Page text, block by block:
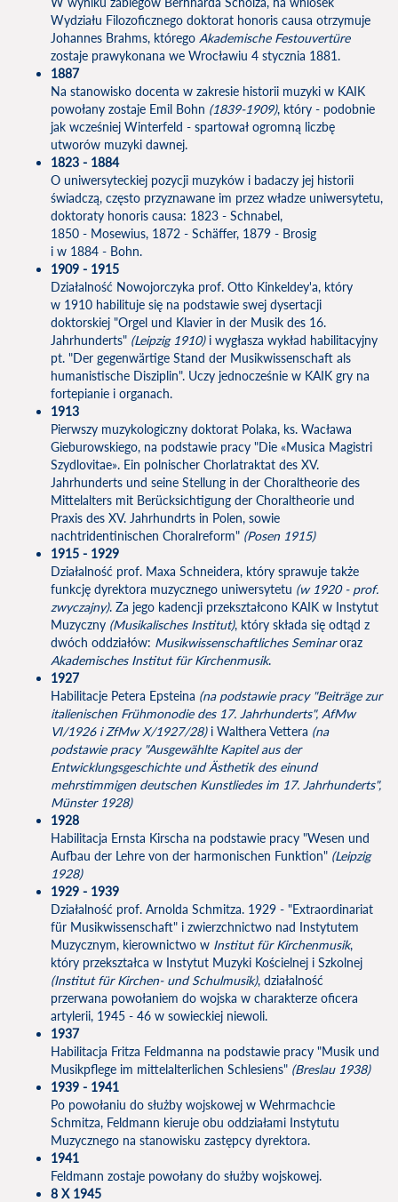
Wydziału Filozoficznego doktorat honoris causa otrzymuje
Johannes Brahms, którego Akademische Festouvertüre
zostaje prawykonana we Wrocławiu 4 stycznia 1881.
1887
Na stanowisko docenta w zakresie historii muzyki w KAIK
powołany zostaje Emil Bohn (1839-1909), który - podobnie
jak wcześniej Winterfeld - spartował ogromną liczbę
utworów muzyki dawnej.
1823 - 1884
O uniwersyteckiej pozycji muzyków i badaczy jej historii
świadczą, często przyznawane im przez władze uniwersytetu,
doktoraty honoris causa: 1823 - Schnabel,
1850 - Mosewius, 1872 - Schäffer, 1879 - Brosig
i w 1884 - Bohn.
1909 - 1915
Działalność Nowojorczyka prof. Otto Kinkeldey'a, który
w 1910 habilituje się na podstawie swej dysertacji
doktorskiej "Orgel und Klavier in der Musik des 16.
Jahrhunderts" (Leipzig 1910)i wygłasza wykład habilitacyjny
pt. "Der gegenwärtige Stand der Musikwissenschaft als
humanistische Disziplin". Uczy jednocześnie w KAIK gry na
fortepianie i organach.
1913
Pierwszy muzykologiczny doktorat Polaka, ks. Wacława
Gieburowskiego, na podstawie pracy "Die «Musica Magistri
Szydlovitae». Ein polnischer Chorlatraktat des XV.
Jahrhunderts und seine Stellung in der Choraltheorie des
Mittelalters mit Berücksichtigung der Choraltheorie und
Praxis des XV. Jahrhundrts in Polen, sowie
nachtridentinischen Choralreform" (Posen 1915)
1915 - 1929
Działalność prof. Maxa Schneidera, który sprawuje także
funkcję dyrektora muzycznego uniwersytetu (w 1920 - prof.
zwyczajny). Za jego kadencji przekształcono KAIK w Instytut
Muzyczny (Musikalisches Institut), który składa się odtąd z
dwóch oddziałów: Musikwissenschaftliches Seminaroraz
Akademisches Institut für Kirchenmusik.
1927
Habilitacje Petera Epsteina (na podstawie pracy "Beiträge zur
italienischen Frühmonodie des 17. Jahrhunderts", AfMw
VI/1926 i ZfMw X/1927/28)i Walthera Vettera (na
podstawie pracy "Ausgewählte Kapitel aus der
Entwicklungsgeschichte und Ästhetik des einund
mehrstimmigen deutschen Kunstliedes im 17. Jahrhunderts",
Münster 1928)
1928
Habilitacja Ernsta Kirscha na podstawie pracy "Wesen und
Aufbau der Lehre von der harmonischen Funktion" (Leipzig
1928)
1929 - 1939
Działalność prof. Arnolda Schmitza. 1929 - "Extraordinariat
für Musikwissenschaft" i zwierzchnictwo nad Instytutem
Muzycznym, kierownictwo w Institut für Kirchenmusik,
który przekształca w Instytut Muzyki Kościelnej i Szkolnej
(Institut für Kirchen- und Schulmusik), działalność
przerwana powołaniem do wojska w charakterze oficera
artylerii, 1945 - 46 w sowieckiej niewoli.
1937
Habilitacja Fritza Feldmanna na podstawie pracy "Musik und
Musikpflege im mittelalterlichen Schlesiens" (Breslau 1938)
1939 - 1941
Po powołaniu do służby wojskowej w Wehrmachcie
Schmitza, Feldmann kieruje obu oddziałami Instytutu
Muzycznego na stanowisku zastępcy dyrektora.
1941
Feldmann zostaje powołany do służby wojskowej.
8 X 1945